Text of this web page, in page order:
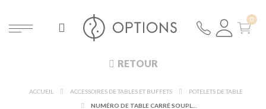
RETOUR
ACCUEIL ACCESSOIRES DE TABLES ET BUFFETS
POTELETS DE TABLE